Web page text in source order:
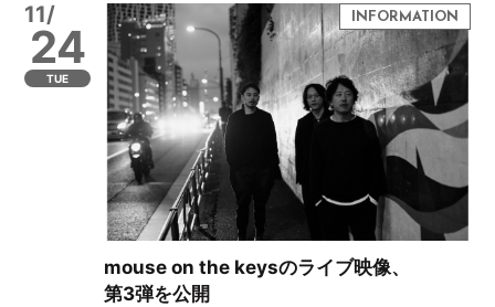
11/
24
TUE
mouse on the keysのライブ映像、
第3弾を公開